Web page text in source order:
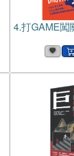
4.打GAME闖